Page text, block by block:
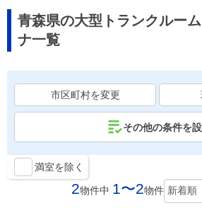
青森県の大型トランクルー
ナ一覧
市区町村を変更
その他の条件を
満室を除く
2物件中 1〜2物件